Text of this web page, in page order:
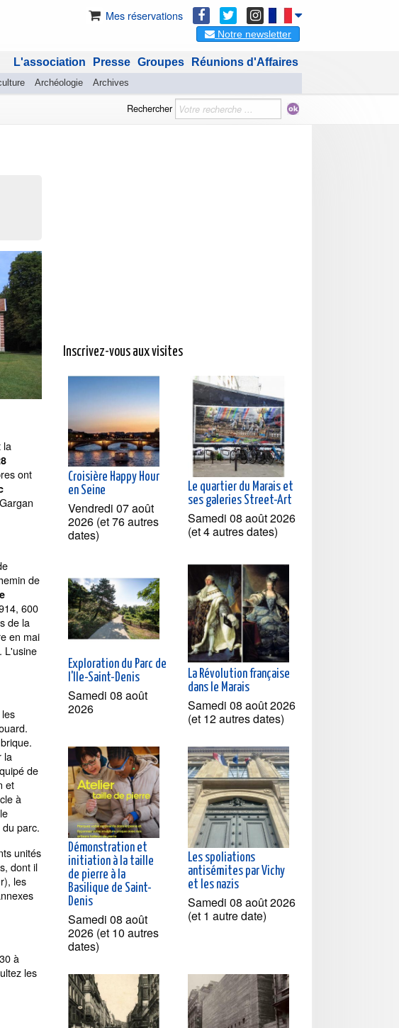
Mes réservations
Notre newsletter
Archéologie Archives
Réunions d'Affaires
Groupes
Presse
L'association
Rechercher
la
ont
de
600
de la
en mai
L'usine
la
de
et
à
parc.
unités
dont il
les
à
les
Inscrivez-vous aux visites
Croisière Happy Hour
en Seine
Vendredi 07 août
2026 (et 76 autres
dates)
Le quartier du Marais et
ses galeries Street-Art
Samedi 08 août 2026
(et 4 autres dates)
Exploration du Parc de
l'Ile-Saint-Denis
Samedi 08 août
2026
La Révolution française
dans le Marais
Samedi 08 août 2026
(et 12 autres dates)
Démonstration et
initiation à la taille
de pierre à la
Basilique de Saint-
Denis
Samedi 08 août
2026 (et 10 autres
dates)
Les spoliations
antisémites par Vichy
et les nazis
Samedi 08 août 2026
(et 1 autre date)